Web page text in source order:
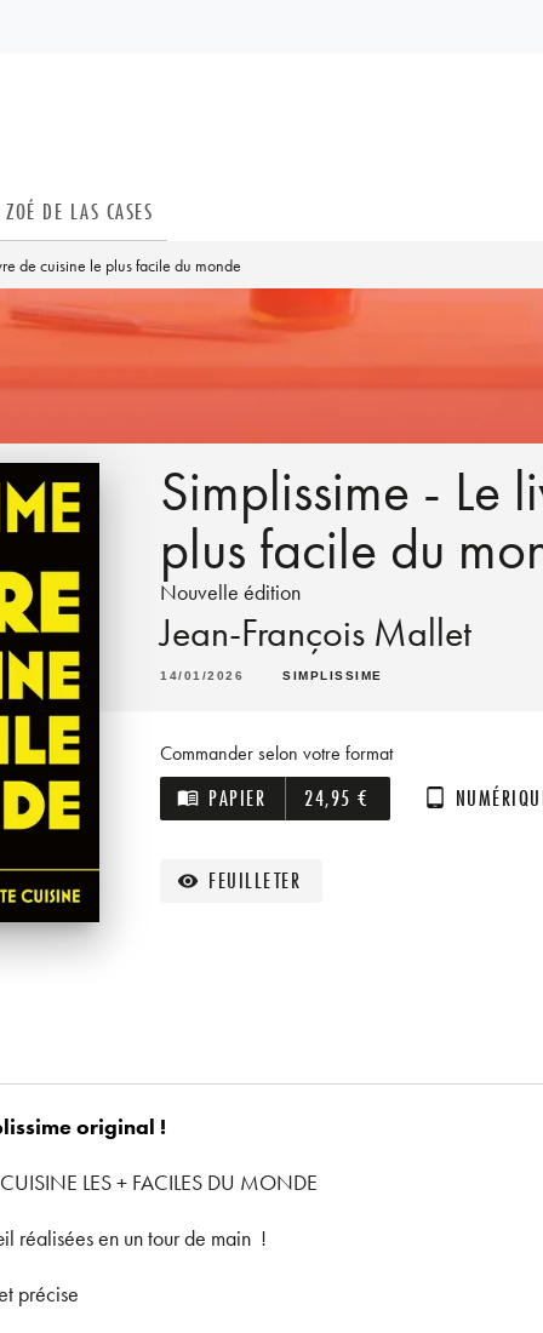
ZOÉ DE LAS CASES
de cuisine le plus facile du monde
Simplissime - Le
plus facile du
Nouvelle édition
Jean-François Mallet
14/01/2026 SIMPLISSIME
Commander selon votre format
menu_book PAPIER 24,95 € tablet_android
visibility FEUILLETER
original !
LES + FACILES DU MONDE
réalisées en un tour de main !
précise